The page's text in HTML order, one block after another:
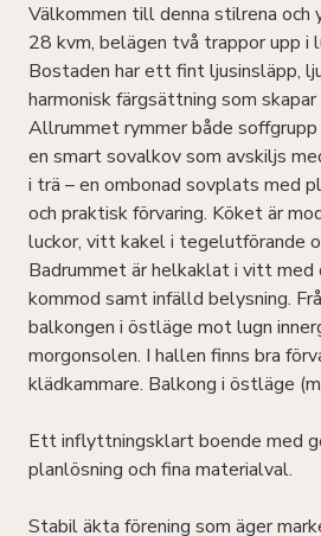
Välkommen till denna stilrena
28 kvm, belägen två trappor upp i
Bostaden har ett fint ljusinsläpp,
harmonisk färgsättning som
Allrummet rymmer både
en smart sovalkov som avskiljs
i trä – en ombonad sovplats med
och praktisk förvaring. Köket är
luckor, vitt kakel i tegelutförande
Badrummet är helkaklat i vitt med
kommod samt infälld belysning.
balkongen i östläge mot lugn
morgonsolen. I hallen finns bra
klädkammare. Balkong i östläge
Ett inflyttningsklart boende med
planlösning och fina materialval.
Stabil äkta förening som äger